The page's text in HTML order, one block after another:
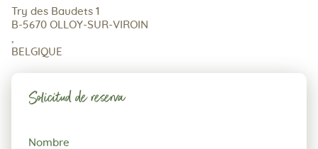
Try des Baudets 1
B-5670 OLLOY-SUR-VIROIN
BELGIQUE
Solicitud de reserva
Solicitud
Nombre